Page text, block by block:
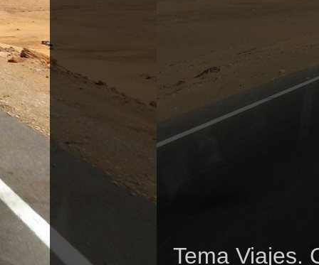
Tema Viajes.